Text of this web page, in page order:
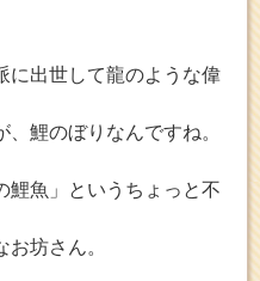
に出世して龍のような偉
鯉のぼりなんですね。
鯉魚」というちょっと不
坊さん。